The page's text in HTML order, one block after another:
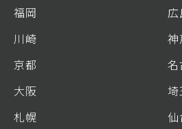
福岡
広
川崎
神
京都
名
大阪
埼
札幌
仙